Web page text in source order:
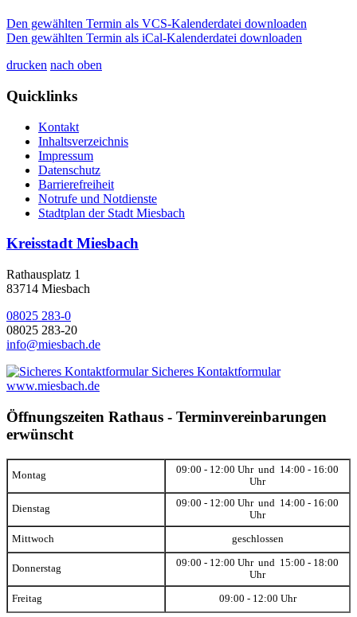
Den gewählten Termin als VCS-Kalenderdatei downloaden
Den gewählten Termin als iCal-Kalenderdatei downloaden
drucken nach oben
Quicklinks
Kontakt
Inhaltsverzeichnis
Impressum
Datenschutz
Barrierefreiheit
Notrufe und Notdienste
Stadtplan der Stadt Miesbach
Kreisstadt Miesbach
Rathausplatz 1
83714 Miesbach
08025 283-0
08025 283-20
info@miesbach.de
Sicheres Kontaktformular
www.miesbach.de
Öffnungszeiten Rathaus - Terminvereinbarungen
erwünscht
Montag
09:00 - 12:00 Uhr und 14:00 - 16:00
Uhr
Dienstag
09:00 - 12:00 Uhr und 14:00 - 16:00
Uhr
Mittwoch geschlossen
Donnerstag
09:00 - 12:00 Uhr und 15:00 - 18:00
Uhr
Freitag 09:00 - 12:00 Uhr